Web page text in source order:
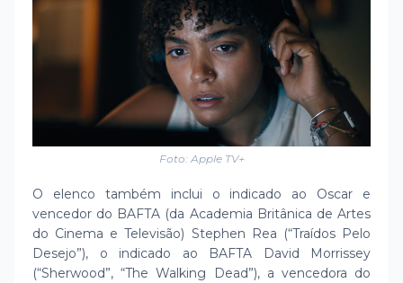
Foto: Apple TV+
O elenco também inclui o indicado ao Oscar e
vencedor do BAFTA (da Academia Britânica de Artes
do Cinema e Televisão) Stephen Rea (“Traídos Pelo
Desejo”), o indicado ao BAFTA David Morrissey
(“Sherwood”, “The Walking Dead”), a vencedora do